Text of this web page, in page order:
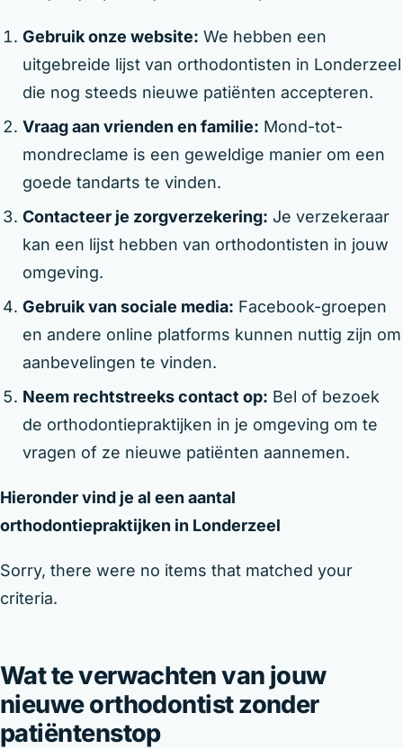
Gebruik onze website: We hebben een
uitgebreide lijst van orthodontisten in Londerzeel
die nog steeds nieuwe patiënten accepteren.
Vraag aan vrienden en familie: Mond-tot-
mondreclame is een geweldige manier om een
goede tandarts te vinden.
Contacteer je zorgverzekering: Je verzekeraar
kan een lijst hebben van orthodontisten in jouw
omgeving.
Gebruik van sociale media: Facebook-groepen
en andere online platforms kunnen nuttig zijn om
aanbevelingen te vinden.
Neem rechtstreeks contact op: Bel of bezoek
de orthodontiepraktijken in je omgeving om te
vragen of ze nieuwe patiënten aannemen.
Hieronder vind je al een aantal
orthodontiepraktijken in Londerzeel
Sorry, there were no items that matched your
criteria.
Wat te verwachten van jouw
nieuwe orthodontist zonder
patiëntenstop